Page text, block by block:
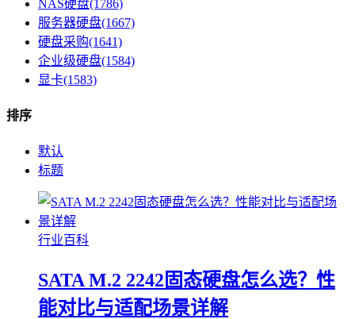
NAS硬盘(1786)
服务器硬盘(1667)
硬盘采购(1641)
企业级硬盘(1584)
显卡(1583)
排序
默认
标题
行业百科
SATA M.2 2242固态硬盘怎么选？性
能对比与适配场景详解